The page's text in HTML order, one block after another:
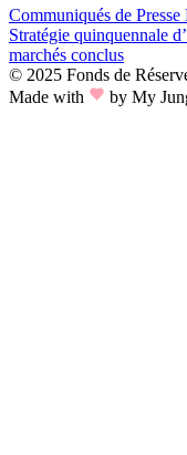
Communiqués de Presse
Stratégie quinquennale
marchés conclus
© 2025 Fonds de
Made with
by My